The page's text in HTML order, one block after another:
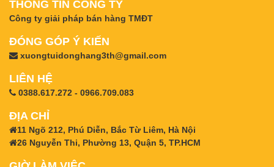
THÔNG TIN CÔNG TY
Công ty giải pháp bán hàng TMĐT
ĐÓNG GÓP Ý KIẾN
xuongtuidonghang3th@gmail.com
LIÊN HỆ
0388.617.272 - 0966.709.083
ĐỊA CHỈ
11 Ngõ 212, Phú Diễn, Bắc Từ Liêm, Hà Nội
26 Nguyễn Thi, Phường 13, Quận 5, TP.HCM